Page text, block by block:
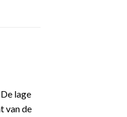
lage
van de